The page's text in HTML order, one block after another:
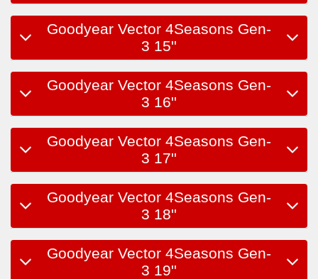
Goodyear Vector 4Seasons Gen-
3 15''
Goodyear Vector 4Seasons Gen-
3 16''
Goodyear Vector 4Seasons Gen-
3 17''
Goodyear Vector 4Seasons Gen-
3 18''
Goodyear Vector 4Seasons Gen-
3 19''